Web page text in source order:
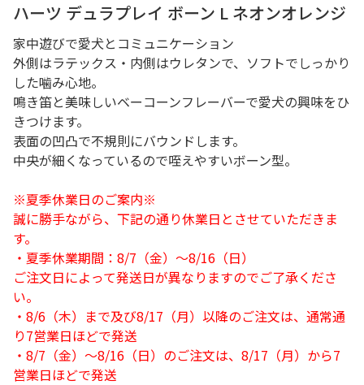
ハーツ デュラプレイ ボーン L ネオンオレンジ
家中遊びで愛犬とコミュニケーション
外側はラテックス・内側はウレタンで、ソフトでしっかり
した噛み心地。
鳴き笛と美味しいベーコーンフレーバーで愛犬の興味をひ
きつけます。
表面の凹凸で不規則にバウンドします。
中央が細くなっているので咥えやすいボーン型。
※夏季休業日のご案内※
誠に勝手ながら、下記の通り休業日とさせていただきま
す。
・夏季休業期間：8/7（金）～8/16（日）
ご注文日によって発送日が異なりますのでご了承くださ
い。
・8/6（木）まで及び8/17（月）以降のご注文は、通常通
り7営業日ほどで発送
・8/7（金）～8/16（日）のご注文は、8/17（月）から7
営業日ほどで発送